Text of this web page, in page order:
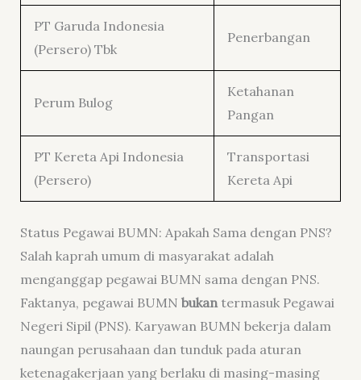
PT Garuda Indonesia
(Persero) Tbk
Penerbangan
Perum Bulog
Ketahanan
Pangan
PT Kereta Api Indonesia
(Persero)
Transportasi
Kereta Api
Status Pegawai BUMN: Apakah Sama dengan PNS?
Salah kaprah umum di masyarakat adalah
menganggap pegawai BUMN sama dengan PNS.
Faktanya, pegawai BUMN bukantermasuk Pegawai
Negeri Sipil (PNS). Karyawan BUMN bekerja dalam
naungan perusahaan dan tunduk pada aturan
ketenagakerjaan yang berlaku di masing-masing